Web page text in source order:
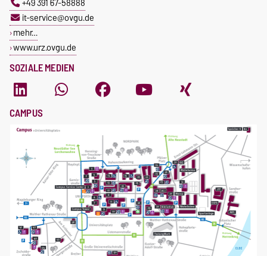
SOZIALE MEDIEN
it-service@ovgu.de
mehr…
www.urz.ovgu.de
CAMPUS